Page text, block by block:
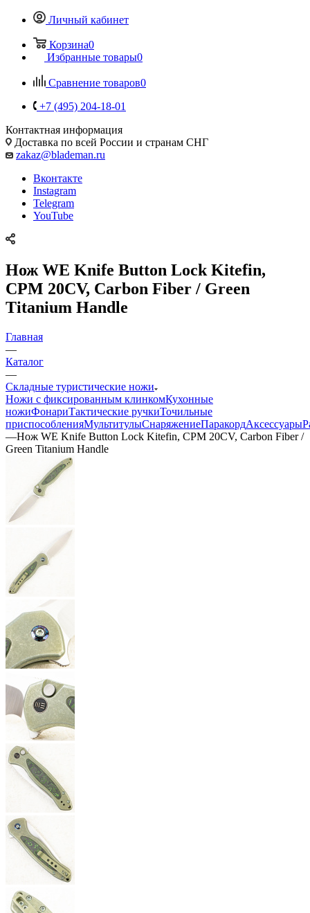
Личный кабинет
Корзина0
Избранные товары0
Сравнение товаров0
+7 (495) 204-18-01
Контактная информация
Доставка по всей России и странам СНГ
zakaz@blademan.ru
Вконтакте
Instagram
Telegram
YouTube
Нож WE Knife Button Lock Kitefin,
CPM 20CV, Carbon Fiber / Green
Titanium Handle
Главная
—
Каталог
—
Складные туристические ножи
Ножи с фиксированным клинкомКухонные
ножиФонариТактические ручкиТочильные
приспособленияМультитулыСнаряжениеПаракордАксессуары
—Нож WE Knife Button Lock Kitefin, CPM 20CV, Carbon Fiber /
Green Titanium Handle